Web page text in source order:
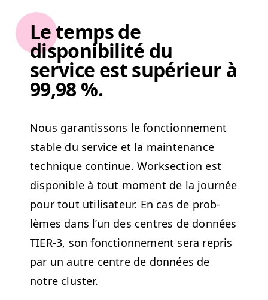
Le temps de
disponibilité du
service est supérieur à
99,98 %.
Nous garan­tis­sons le fonc­tion­nement
sta­ble du ser­vice et la main­te­nance
tech­nique con­tin­ue. Work­sec­tion est
disponible à tout moment de la journée
pour tout util­isa­teur. En cas de prob­
lèmes dans l’un des cen­tres de don­nées
TIER‑3, son fonc­tion­nement sera repris
par un autre cen­tre de don­nées de
notre cluster.